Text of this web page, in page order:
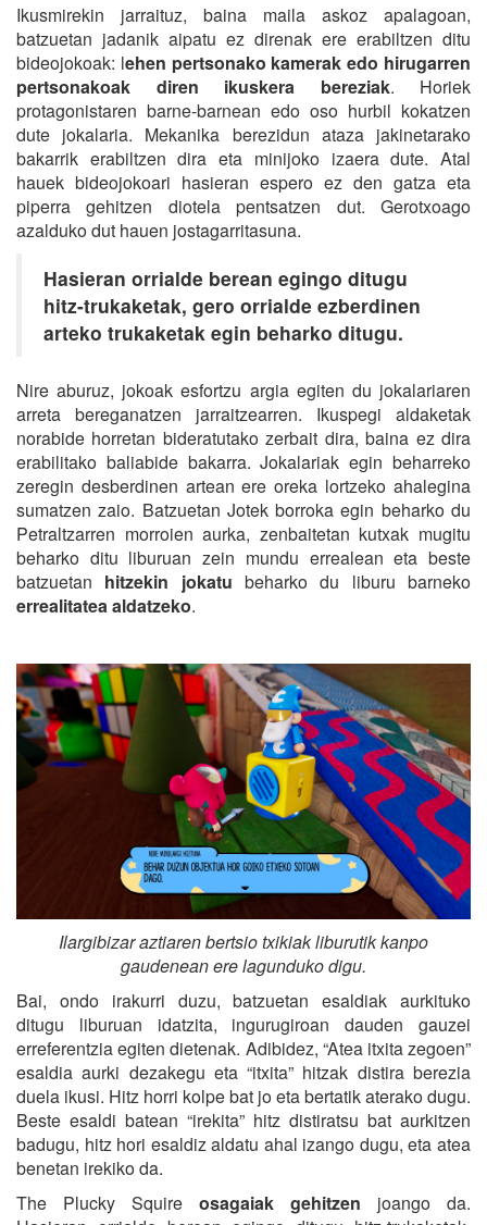
Ikusmirekin jarraituz, baina maila askoz apalagoan,
batzuetan jadanik aipatu ez direnak ere erabiltzen ditu
bideojokoak: lehen pertsonako kamerak edo hirugarren
pertsonakoak diren ikuskera bereziak. Horiek
protagonistaren barne-barnean edo oso hurbil kokatzen
dute jokalaria. Mekanika berezidun ataza jakinetarako
bakarrik erabiltzen dira eta minijoko izaera dute. Atal
hauek bideojokoari hasieran espero ez den gatza eta
piperra gehitzen diotela pentsatzen dut. Gerotxoago
azalduko dut hauen jostagarritasuna.
Hasieran orrialde berean egingo ditugu
hitz-trukaketak, gero orrialde ezberdinen
arteko trukaketak egin beharko ditugu.
Nire aburuz, jokoak esfortzu argia egiten du jokalariaren
arreta bereganatzen jarraitzearren. Ikuspegi aldaketak
norabide horretan bideratutako zerbait dira, baina ez dira
erabilitako baliabide bakarra. Jokalariak egin beharreko
zeregin desberdinen artean ere oreka lortzeko ahalegina
sumatzen zaio. Batzuetan Jotek borroka egin beharko du
Petraltzarren morroien aurka, zenbaitetan kutxak mugitu
beharko ditu liburuan zein mundu errealean eta beste
batzuetan hitzekin jokatu beharko du liburu barneko
errealitatea aldatzeko.
Ilargibizar aztiaren bertsio txikiak liburutik kanpo
gaudenean ere lagunduko digu.
Bai, ondo irakurri duzu, batzuetan esaldiak aurkituko
ditugu liburuan idatzita, ingurugiroan dauden gauzei
erreferentzia egiten dietenak. Adibidez, “Atea itxita zegoen”
esaldia aurki dezakegu eta “itxita” hitzak distira berezia
duela ikusi. Hitz horri kolpe bat jo eta bertatik aterako dugu.
Beste esaldi batean “irekita” hitz distiratsu bat aurkitzen
badugu, hitz hori esaldiz aldatu ahal izango dugu, eta atea
benetan irekiko da.
The Plucky Squire osagaiak gehitzen joango da.